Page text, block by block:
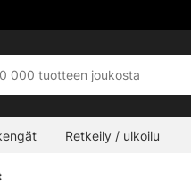
Retkeily / ulkoilu